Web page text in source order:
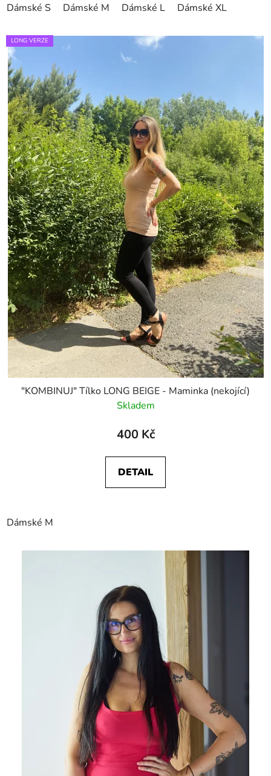
Dámské S Dámské M Dámské L Dámské XL
LONG VERZE
"KOMBINUJ" Tílko LONG BEIGE - Maminka (nekojící)
Skladem
400 Kč
DETAIL
Dámské M